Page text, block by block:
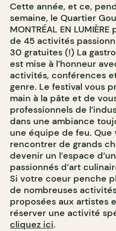
Cette année, et ce,
semaine, le Quartier
MONTRÉAL EN
de 45 activités
30 gratuites (!) La
est mise à l’honneur
activités, conférences
genre. Le festival vous
main à la pâte et de
professionnels de
dans une ambiance
une équipe de feu. Que
rencontrer de grands
devenir un l’espace
passionnés d’art
Si votre coeur penche
de nombreuses
proposées aux artistes
réserver une activité
cliquez ici.